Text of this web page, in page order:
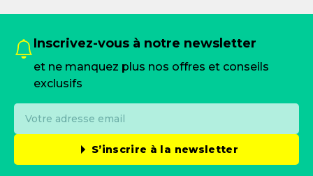
Inscrivez-vous à notre newsletter
et ne manquez plus nos offres et conseils
exclusifs
S’inscrire à la newsletter